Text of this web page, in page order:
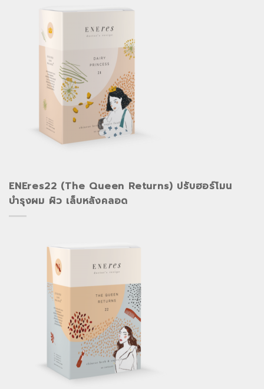
ENEres22 (The Queen Returns) ปรับฮอร์โมน
บำรุงผม ผิว เล็บหลังคลอด